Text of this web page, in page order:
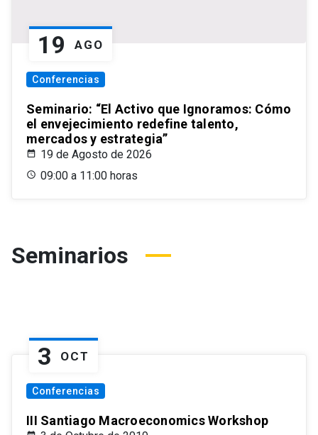
19 AGO
Conferencias
Seminario: “El Activo que Ignoramos: Cómo
el envejecimiento redefine talento,
mercados y estrategia”
19 de Agosto de 2026
09:00 a 11:00 horas
Seminarios
3 OCT
Conferencias
III Santiago Macroeconomics Workshop